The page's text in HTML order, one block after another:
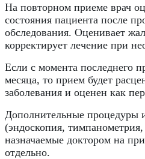
На повторном приеме врач
состояния пациента после
обследования. Оценивает
корректирует лечение при
Если с момента последнего
месяца, то прием будет
заболевания и оценен как
Дополнительные процедуры
(эндоскопия,
назначаемые доктором на
отдельно.